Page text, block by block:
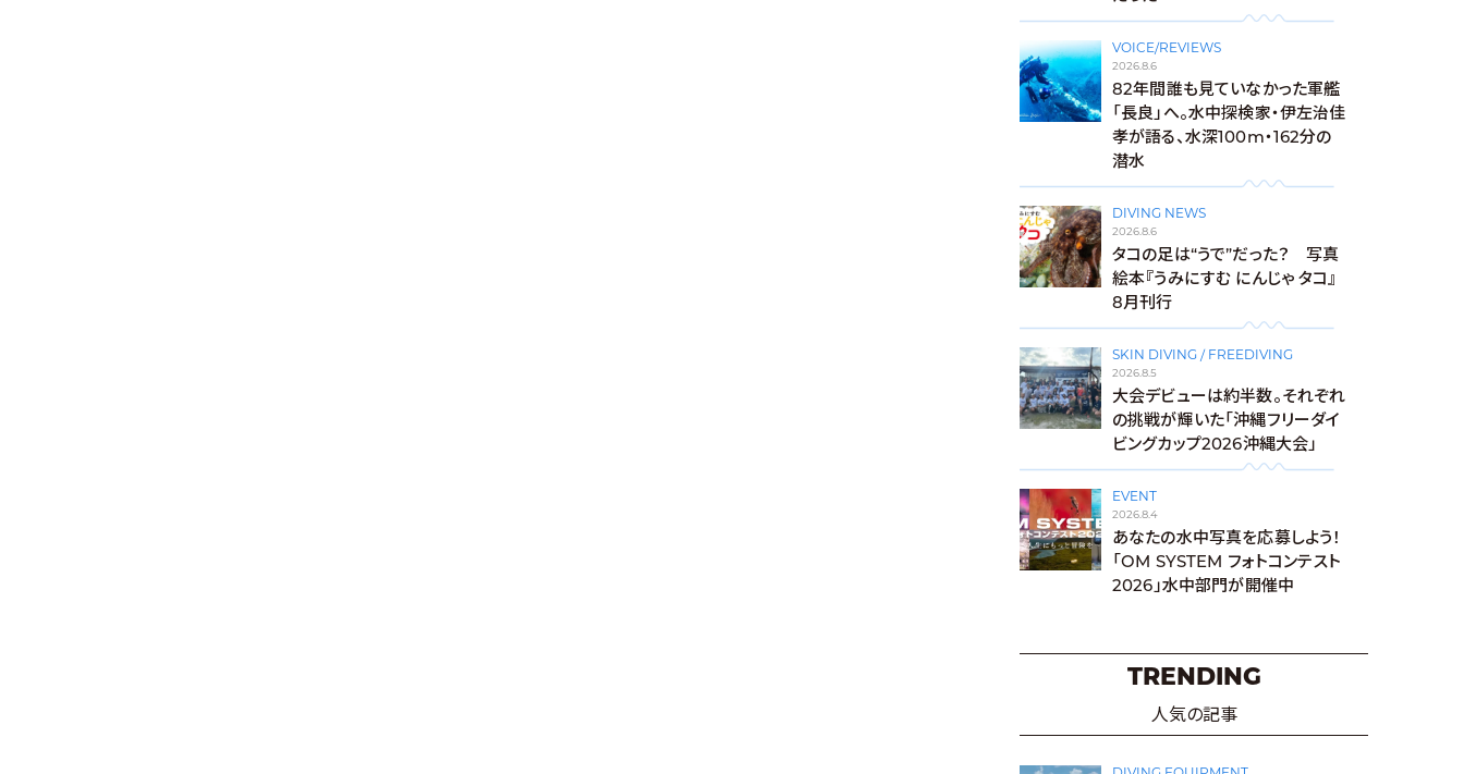
VOICE/REVIEWS
2026.8.6
82年間誰も見ていなかった軍艦
「長良」へ。水中探検家・伊左治佳
孝が語る、水深100m・162分の
潜水
DIVING NEWS
2026.8.6
タコの足は“うで”だった？ 写真
絵本『うみにすむ にんじゃ タコ』
8月刊行
SKIN DIVING / FREEDIVING
2026.8.5
大会デビューは約半数。それぞれ
の挑戦が輝いた「沖縄フリーダイ
ビングカップ2026沖縄大会」
EVENT
2026.8.4
あなたの水中写真を応募しよう！
「OM SYSTEM フォトコンテスト
2026」水中部門が開催中
TRENDING
人気の記事